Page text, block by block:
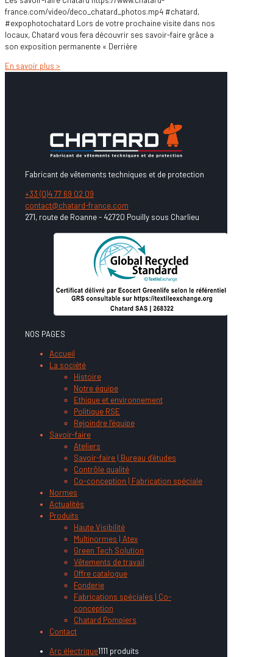
france.com/video/deco_chatard_photos.mp4 #chatard,
#expophotochatard Lors de votre prochaine visite dans nos
locaux, Chatard vous fera découvrir ses savoir-faire grâce a
son exposition permanente « Derrière
En savoir plus >
Fabricant de vêtements techniques et de protection
+33 (0)4 77 69 02 09
contact@chatard-france.com
271, route de Roanne - 42720 Pouilly sous Charlieu
NOS PAGES
Accueil
La société
Histoire
Notre équipe
Ethique et environnement
Politique RSE
Rejoindre l’équipe
Savoir-faire
Ateliers
Savoir-faire | Bureau d’études
Contrôle qualité
Co-conception | Fabrication spéciale
Normes
Actualités
Produits
Haute Visibilité
Multinormes | Atex
Green Tech Solution
Vêtements de travail
Offre catalogue
Fonderie
Fabrications spéciales | Co-
conception
Chatard Pompiers
Contact
Arc électrique1111 produits